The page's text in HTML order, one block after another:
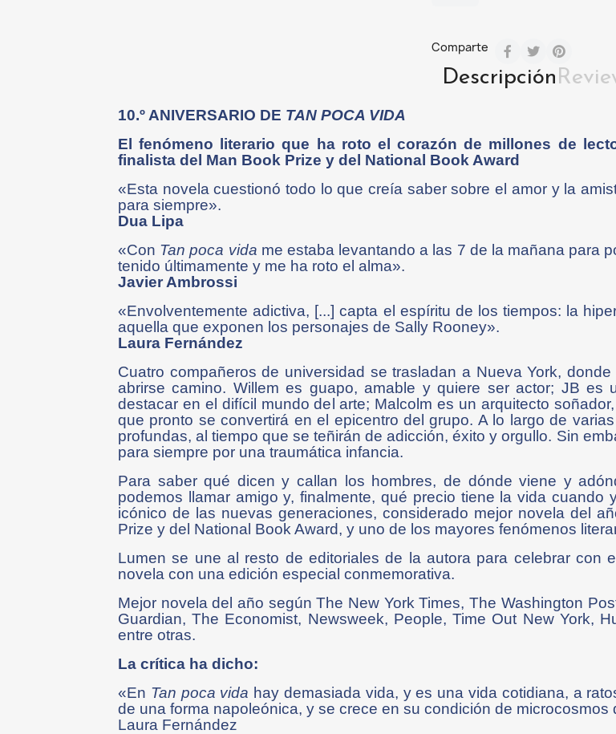
Comparte
Descripción
10.º ANIVERSARIO DE TAN POCA VIDA
El fenómeno literario que ha roto el corazón de millones de
finalista del Man Book Prize y del National Book Award
«Esta novela cuestionó todo lo que creía saber sobre el amor y la
para siempre».
Dua Lipa
«Con Tan poca vida me estaba levantando a las 7 de la mañana para
tenido últimamente y me ha roto el alma».
Javier Ambrossi
«Envolventemente adictiva, [...] capta el espíritu de los tiempos: la
aquella que exponen los personajes de Sally Rooney».
Laura Fernández
Cuatro compañeros de universidad se trasladan a Nueva York,
abrirse camino. Willem es guapo, amable y quiere ser actor; JB
destacar en el difícil mundo del arte; Malcolm es un arquitecto
que pronto se convertirá en el epicentro del grupo. A lo largo de
profundas, al tiempo que se teñirán de adicción, éxito y orgullo. Sin
para siempre por una traumática infancia.
Para saber qué dicen y callan los hombres, de dónde viene y
podemos llamar amigo y, finalmente, qué precio tiene la vida
icónico de las nuevas generaciones, considerado mejor novela del
Prize y del National Book Award, y uno de los mayores fenómenos
Lumen se une al resto de editoriales de la autora para celebrar con
novela con una edición especial conmemorativa.
Mejor novela del año según The New York Times, The Washington
Guardian, The Economist, Newsweek, People, Time Out New York,
entre otras.
La crítica ha dicho:
«En Tan poca vida hay demasiada vida, y es una vida cotidiana, a
de una forma napoleónica, y se crece en su condición de
Laura Fernández